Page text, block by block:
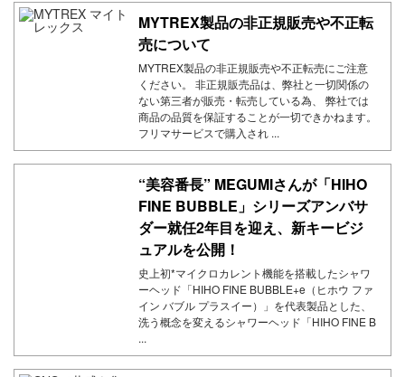
MYTREX製品の非正規販売や不正転
売について
MYTREX製品の非正規販売や不正転売にご注意
ください。 非正規販売品は、弊社と一切関係の
ない第三者が販売・転売している為、 弊社では
商品の品質を保証することが一切できかねます。
フリマサービスで購入され ...
“美容番長” MEGUMIさんが「HIHO
FINE BUBBLE」シリーズアンバサ
ダー就任2年目を迎え、新キービジ
ュアルを公開！
史上初*マイクロカレント機能を搭載したシャワ
ーヘッド「HIHO FINE BUBBLE+e（ヒホウ ファ
イン バブル プラスイー）」を代表製品とした、
洗う概念を変えるシャワーヘッド「HIHO FINE B
...